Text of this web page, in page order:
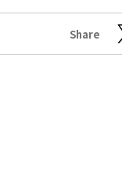
Share